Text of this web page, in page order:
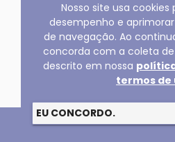
Copyright @2026
Nosso site usa
desempenho e
de navegação. Ao
concorda com a coleta
descrito em nossa
termos de
EU CONCORDO.